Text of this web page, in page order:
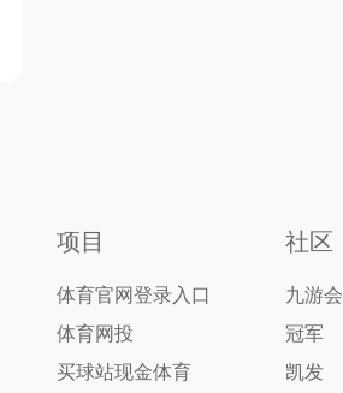
项目
体育官网登录入口
体育网投
买球站现金体育
社区
九游会
冠军
凯发